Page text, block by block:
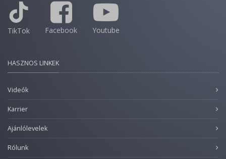
TikTok Facebook Youtube
HASZNOS LINKEK
Videók
Karrier
Ajánlólevelek
Rólunk